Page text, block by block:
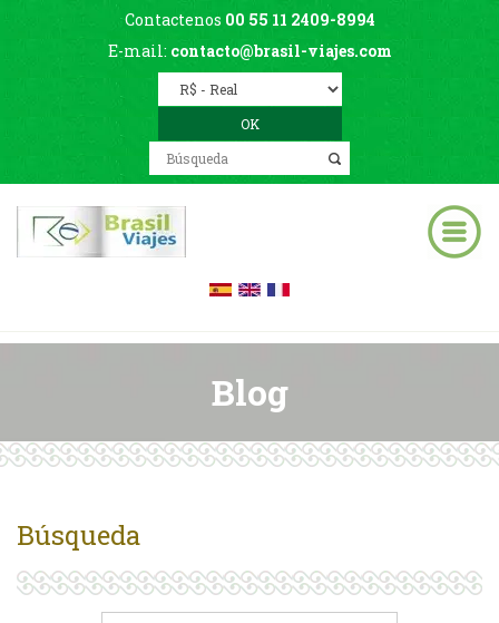
Contactenos 00 55 11 2409-8994
E-mail: contacto@brasil-viajes.com
Blog
Búsqueda